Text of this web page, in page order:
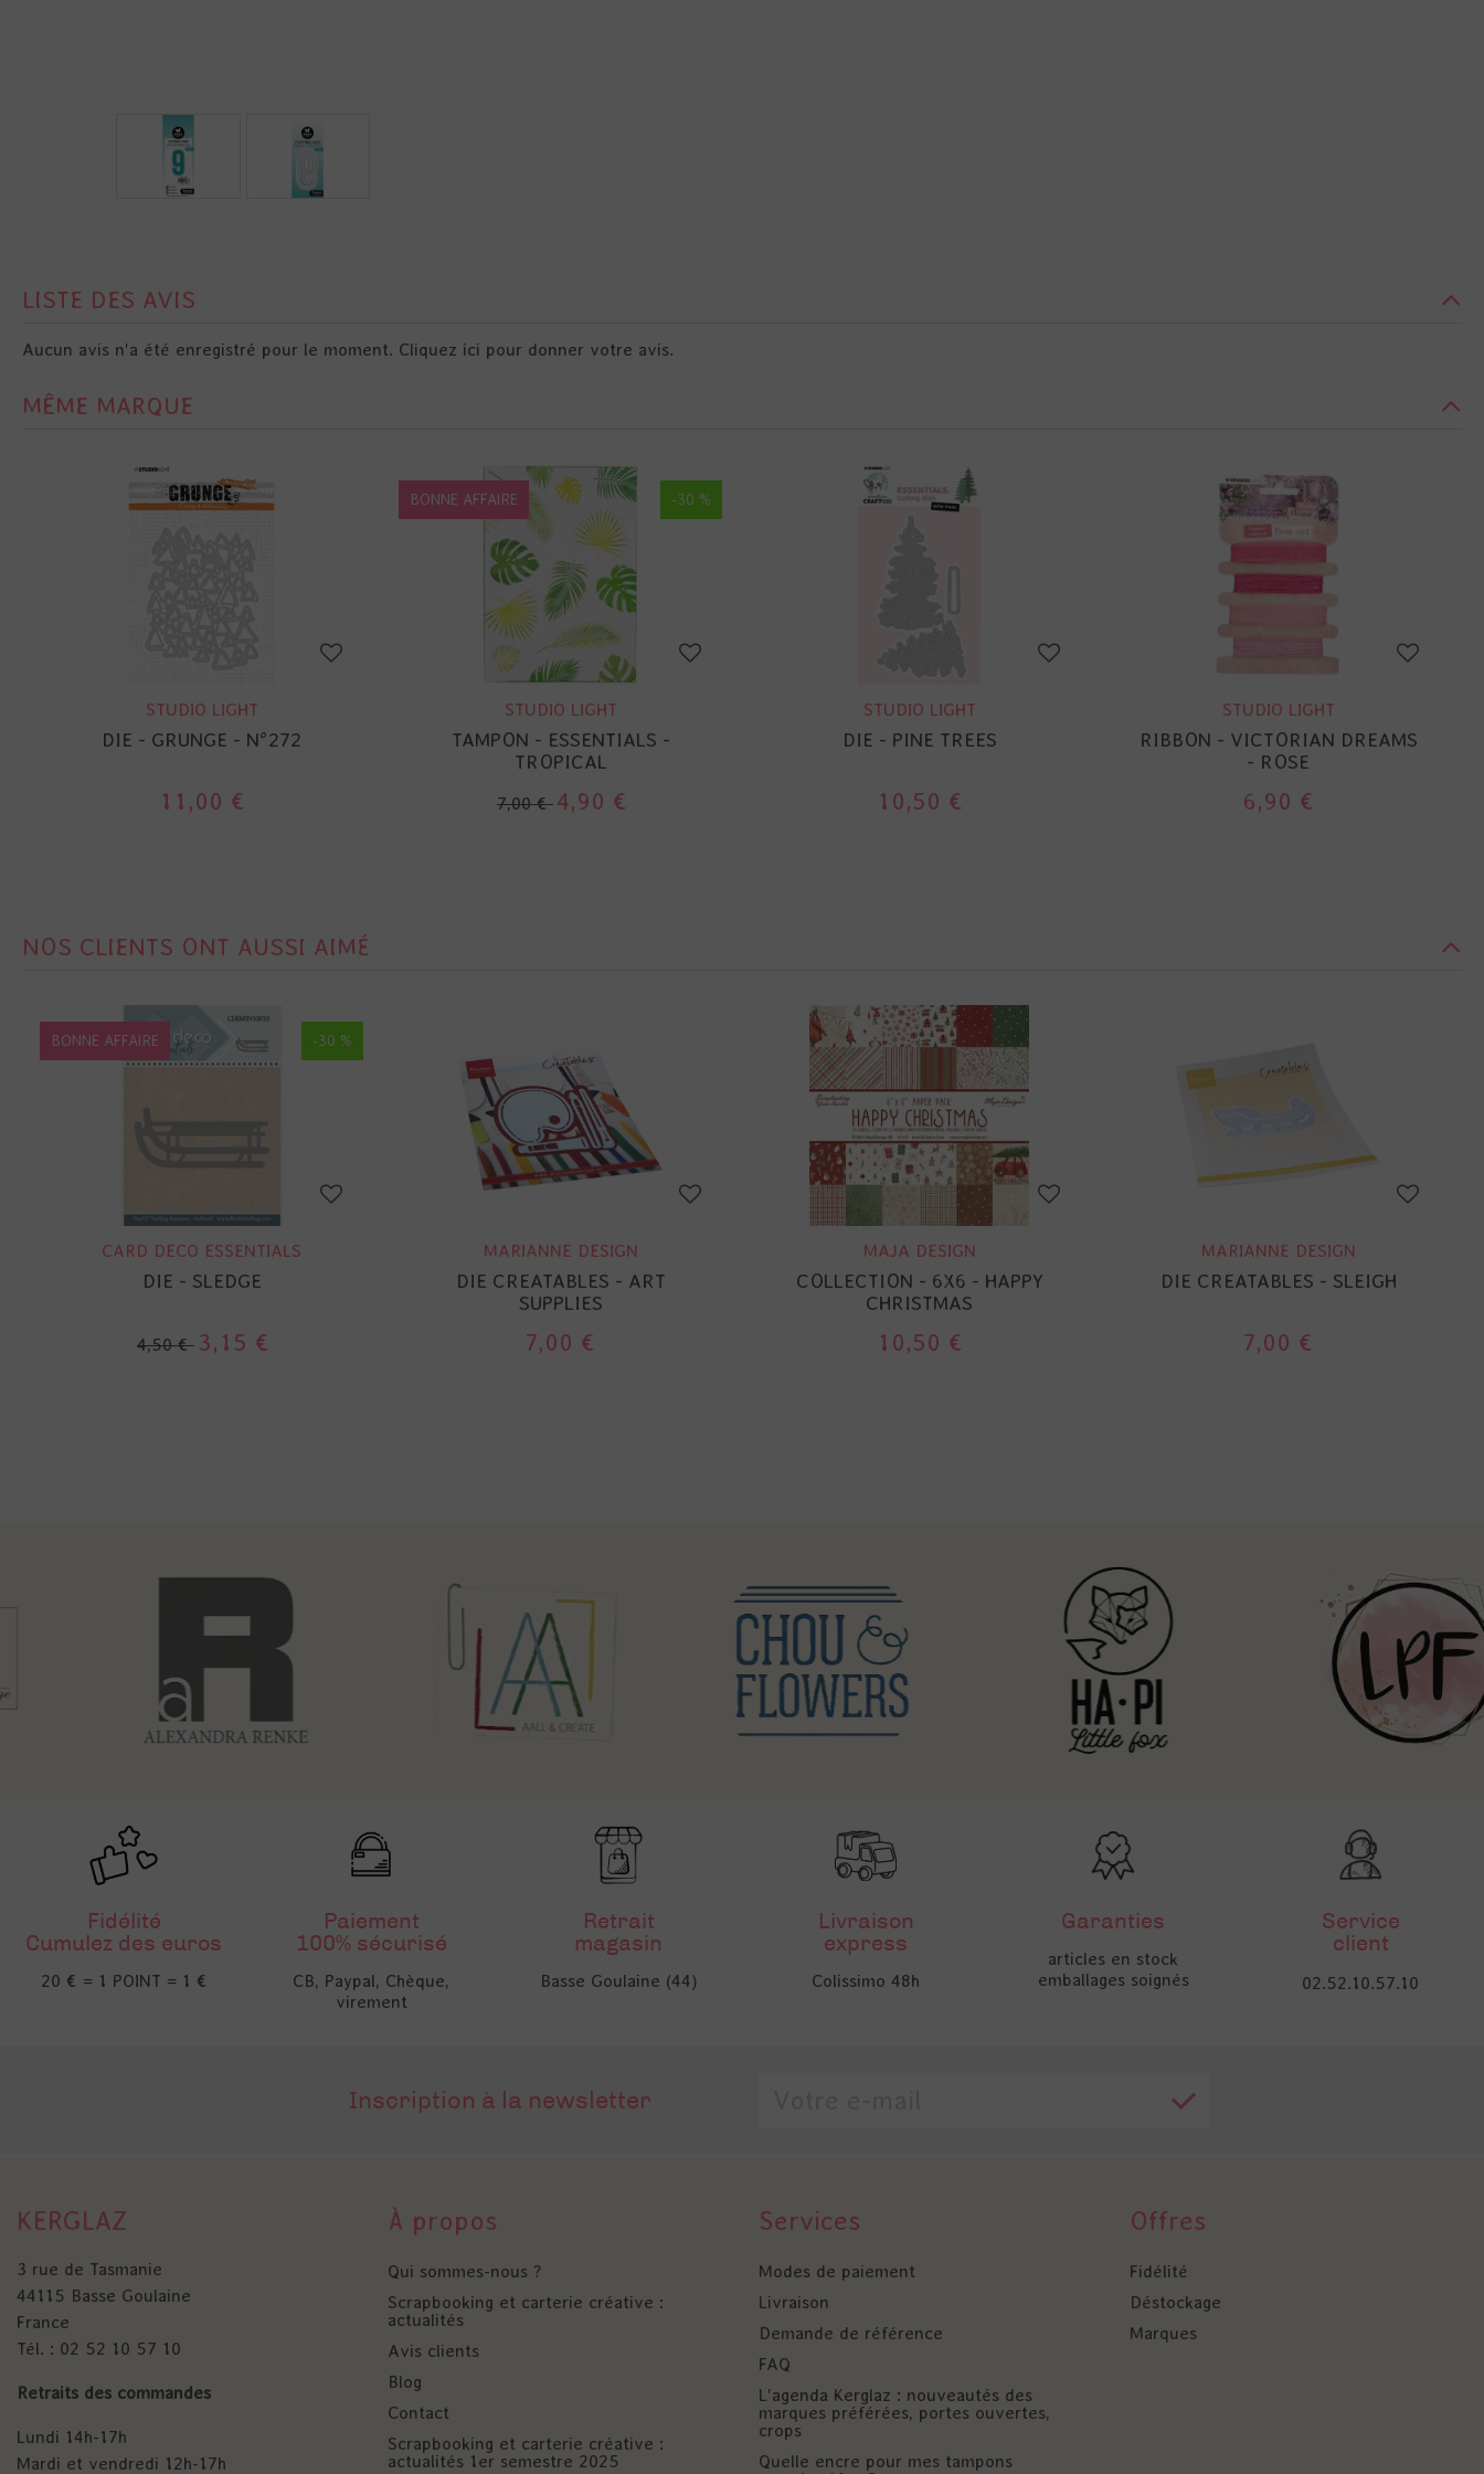
LISTE DES AVIS
Aucun avis n'a été enregistré pour le moment. Cliquez ici pour donner votre avis.
MÊME MARQUE
STUDIO LIGHT
DIE - GRUNGE - N°272
11,00 €
BONNE AFFAIRE -30 %
STUDIO LIGHT
TAMPON - ESSENTIALS -
TROPICAL
7,00 € 4,90 €
STUDIO LIGHT
DIE - PINE TREES
10,50 €
STUDIO LIGHT
RIBBON - VICTORIAN DREAMS
- ROSE
6,90 €
NOS CLIENTS ONT AUSSI AIMÉ
BONNE AFFAIRE -30 %
CARD DECO ESSENTIALS
DIE - SLEDGE
4,50 € 3,15 €
MARIANNE DESIGN
DIE CREATABLES - ART
SUPPLIES
7,00 €
MAJA DESIGN
COLLECTION - 6X6 - HAPPY
CHRISTMAS
10,50 €
MARIANNE DESIGN
DIE CREATABLES - SLEIGH
7,00 €
Fidélité
Cumulez des euros
20 € = 1 POINT = 1 €
Paiement
100% sécurisé
CB, Paypal, Chèque,
virement
Retrait
magasin
Basse Goulaine (44)
Livraison
express
Colissimo 48h
Garanties
articles en stock
emballages soignés
Service
client
02.52.10.57.10
Inscription à la newsletter
KERGLAZ
3 rue de Tasmanie
44115 Basse Goulaine
France
Tél. : 02 52 10 57 10
Retraits des commandes
Lundi 14h-17h
Mardi et vendredi 12h-17h
À propos
Qui sommes-nous ?
Scrapbooking et carterie créative :
actualités
Avis clients
Blog
Contact
Scrapbooking et carterie créative :
actualités 1er semestre 2025
Services
Modes de paiement
Livraison
Demande de référence
FAQ
L'agenda Kerglaz : nouveautés des
marques préférées, portes ouvertes,
crops
Quelle encre pour mes tampons
Offres
Fidélité
Déstockage
Marques